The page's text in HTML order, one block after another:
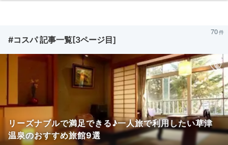
#コスパ 記事一覧[3ページ目]
70
リーズナブルで満足できる♪一人旅で利用したい草津
温泉のおすすめ旅館9選